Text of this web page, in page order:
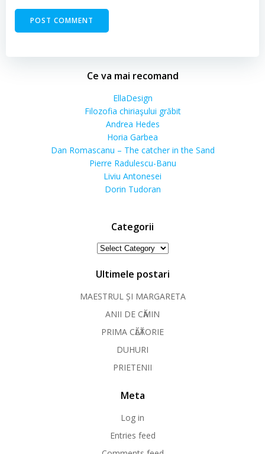
Ce va mai recomand
EllaDesign
Filozofia chiriaşului grăbit
Andrea Hedes
Horia Garbea
Dan Romascanu – The catcher in the Sand
Pierre Radulescu-Banu
Liviu Antonesei
Dorin Tudoran
Categorii
Categorii
Ultimele postari
MAESTRUL ȘI MARGARETA
ANII DE CӐMIN
PRIMA CӐLӐTORIE
DUHURI
PRIETENII
Meta
Log in
Entries feed